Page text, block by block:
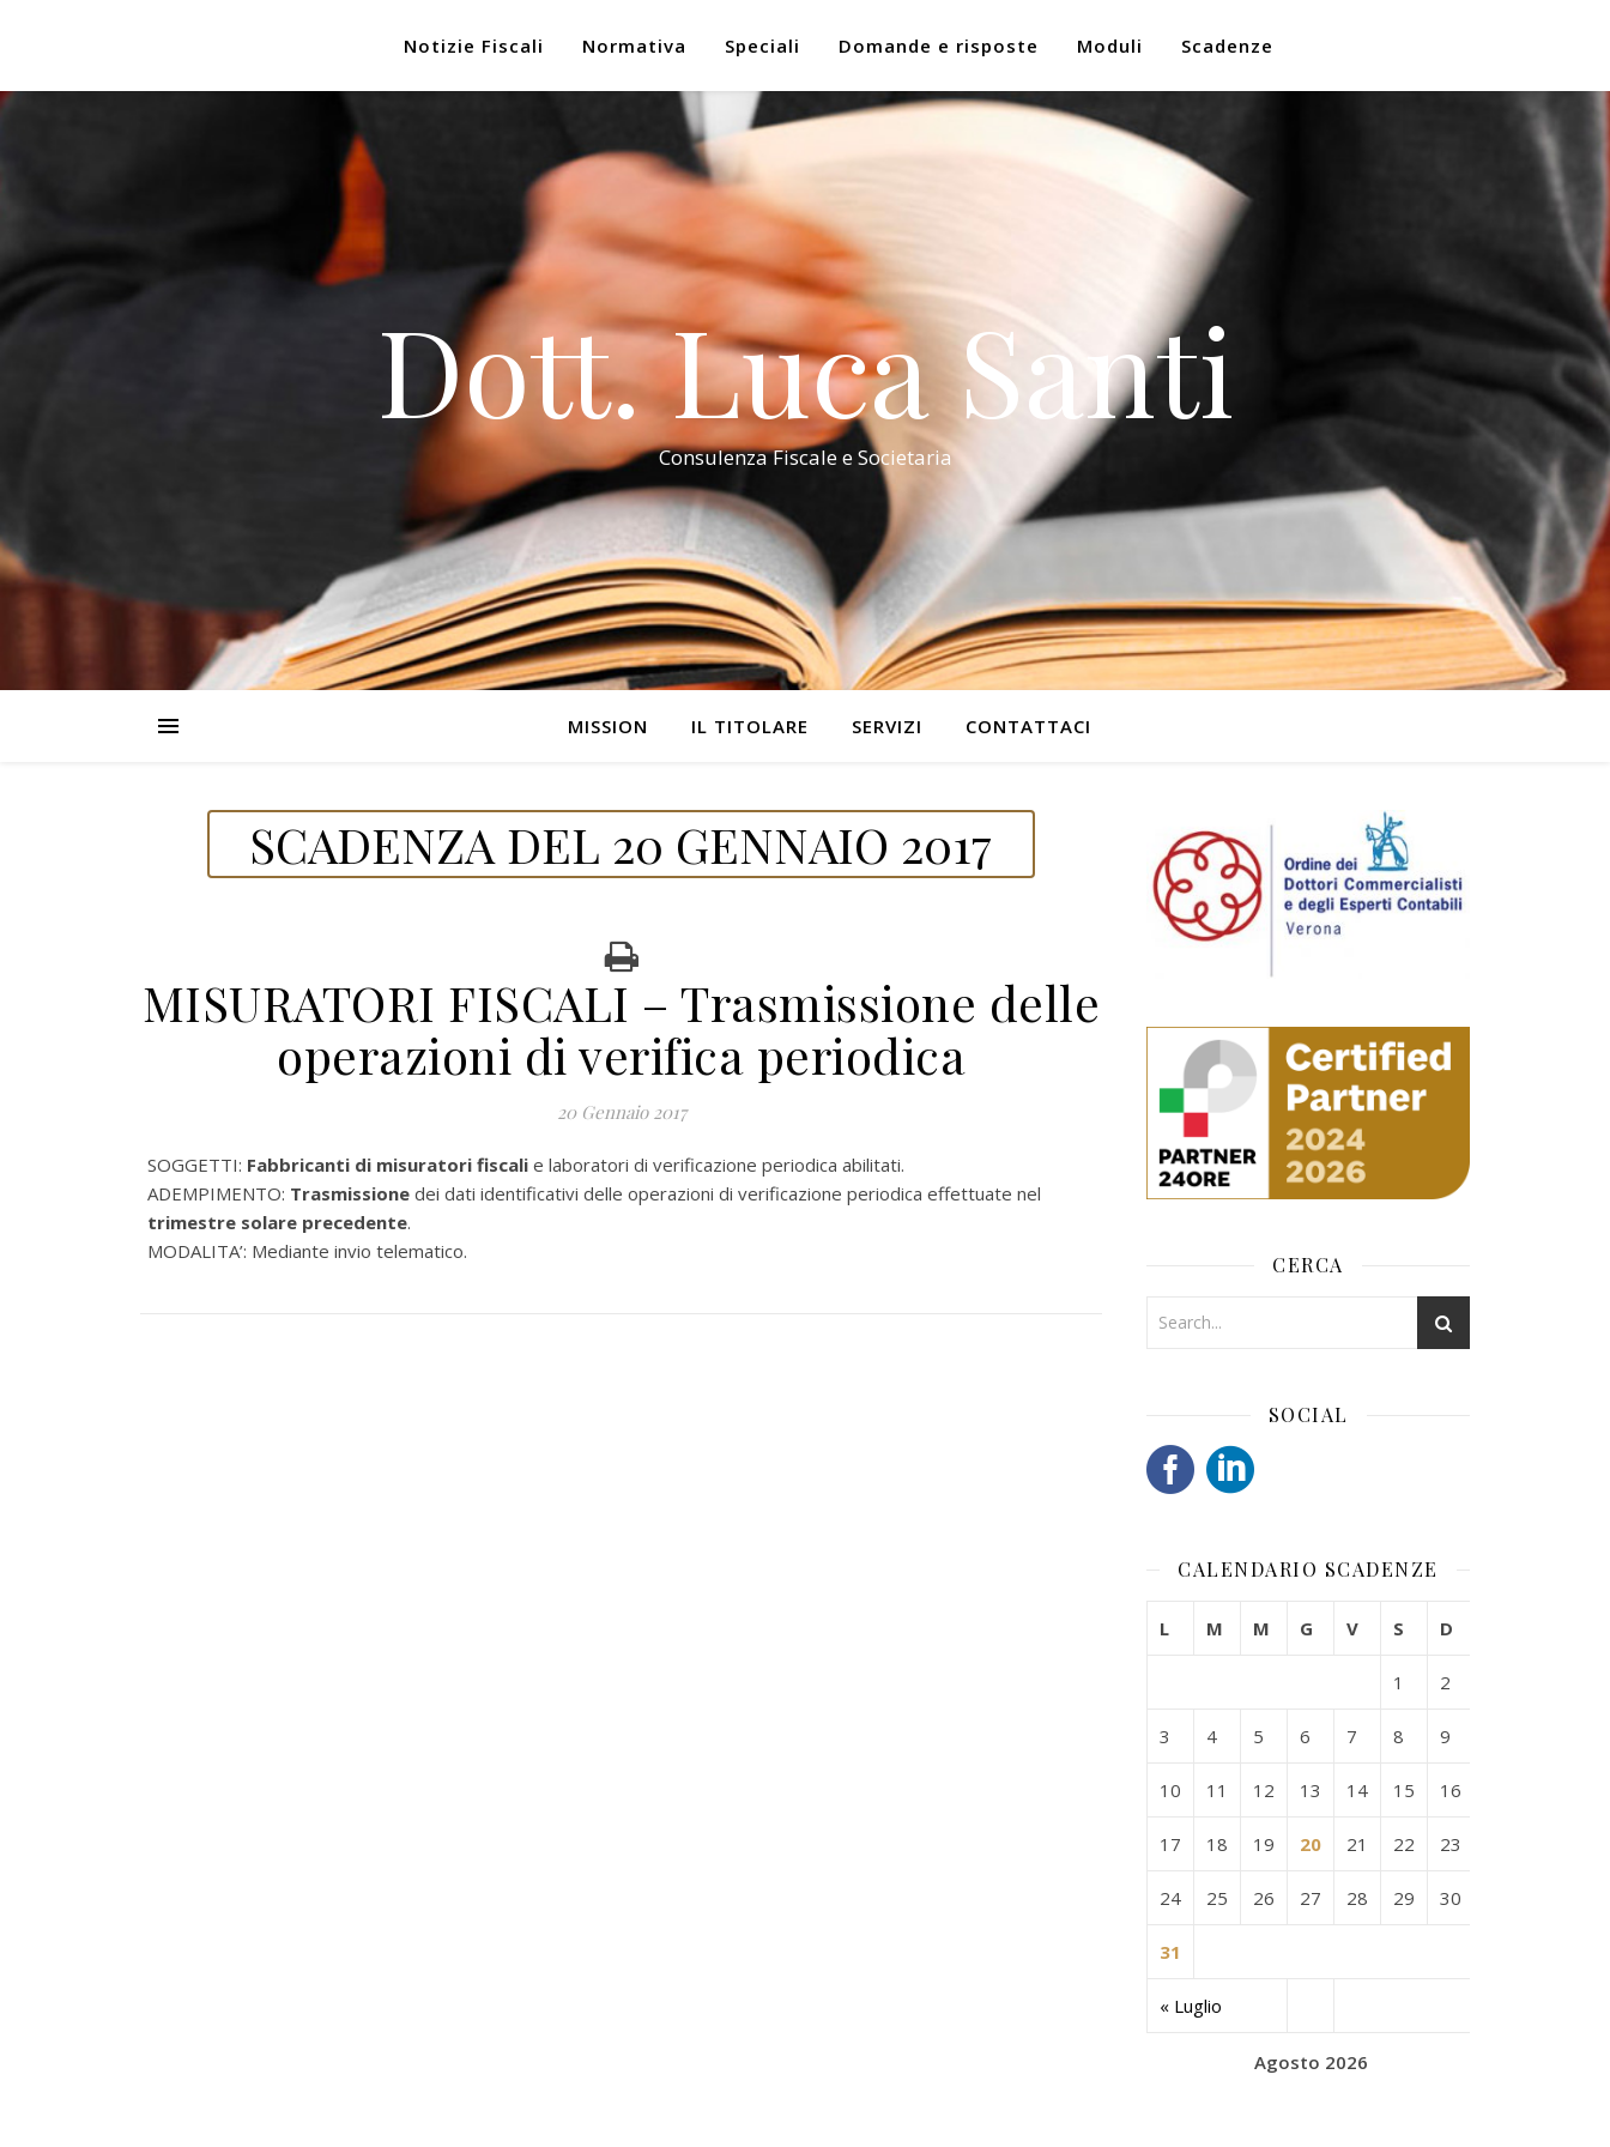
Notizie Fiscali Normativa Speciali Domande e risposte Moduli Scadenze
Dott. Luca Santi
Consulenza Fiscale e Societaria
MISSION IL TITOLARE SERVIZI CONTATTACI
SCADENZA DEL 20 GENNAIO 2017
MISURATORI FISCALI – Trasmissione delle
operazioni di verifica periodica
20 Gennaio 2017
SOGGETTI: Fabbricanti di misuratori fiscali e laboratori di verificazione periodica abilitati.
ADEMPIMENTO: Trasmissione dei dati identificativi delle operazioni di verificazione periodica effettuate nel
trimestre solare precedente.
MODALITA’: Mediante invio telematico.
CERCA
SOCIAL
CALENDARIO SCADENZE
Agosto 2026
L M M G V S D
« Luglio
1 2
3 4 5 6 7 8 9
10 11 12 13 14 15 16
17 18 19 20 21 22 23
24 25 26 27 28 29 30
31